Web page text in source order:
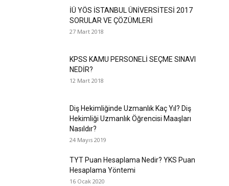
İÜ YÖS İSTANBUL ÜNİVERSİTESİ 2017
SORULAR VE ÇÖZÜMLERİ
27 Mart 2018
KPSS KAMU PERSONELİ SEÇME SINAVI
NEDİR?
12 Mart 2018
Diş Hekimliğinde Uzmanlık Kaç Yıl? Diş
Hekimliği Uzmanlık Öğrencisi Maaşları
Nasıldır?
24 Mayıs 2019
TYT Puan Hesaplama Nedir? YKS Puan
Hesaplama Yöntemi
16 Ocak 2020